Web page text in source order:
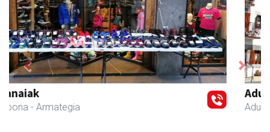
Adunako Udala
Aduna - Udaletxeak
Previous Next